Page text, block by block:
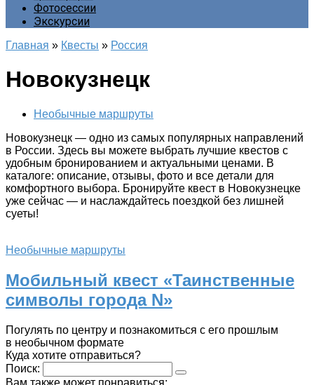
Фотосессии
Экскурсии
Главная » Квесты » Россия
Новокузнецк
Необычные маршруты
Новокузнецк — одно из самых популярных направлений
в России. Здесь вы можете выбрать лучшие квестов с
удобным бронированием и актуальными ценами. В
каталоге: описание, отзывы, фото и все детали для
комфортного выбора. Бронируйте квест в Новокузнецке
уже сейчас — и наслаждайтесь поездкой без лишней
суеты!
Необычные маршруты
Мобильный квест «Таинственные
символы города N»
Погулять по центру и познакомиться с его прошлым
в необычном формате
Куда хотите отправиться?
Поиск:
Вам также может понравиться: